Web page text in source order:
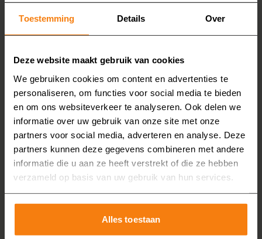
Toestemming Details Over
Deze website maakt gebruik van cookies
We gebruiken cookies om content en advertenties te
personaliseren, om functies voor social media te bieden
en om ons websiteverkeer te analyseren. Ook delen we
informatie over uw gebruik van onze site met onze
partners voor social media, adverteren en analyse. Deze
partners kunnen deze gegevens combineren met andere
informatie die u aan ze heeft verstrekt of die ze hebben
verzameld op basis van uw gebruik van hun services.
Alles toestaan
Betonlook met houtlook
combineren
De combinatie van betonlook en houtlook is stoer én
warm. Betonlook heeft een robuuste, grijze
uitstraling. Houtlook maakt het zachter en
vriendelijker. Samen geven ze de badkamer een
moderne, maar toch uitnodigende sfeer.
Kies bijvoorbeeld voor een betonlook vloer en een
houten wandmeubel. Of combineer betonlook
douche kunnen beide materialen goed samen worden